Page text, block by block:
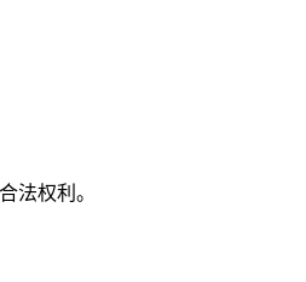
法权利。